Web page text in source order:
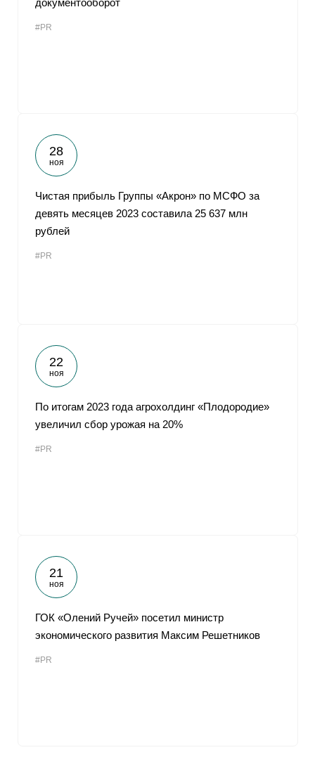
документооборот
#PR
28
ноя
Чистая прибыль Группы «Акрон» по МСФО за
девять месяцев 2023 составила 25 637 млн
рублей
#PR
22
ноя
По итогам 2023 года агрохолдинг «Плодородие»
увеличил сбор урожая на 20%
#PR
21
ноя
ГОК «Олений Ручей» посетил министр
экономического развития Максим Решетников
#PR